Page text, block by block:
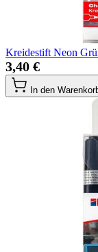
Kreidestift Neon
3,40 €
In den